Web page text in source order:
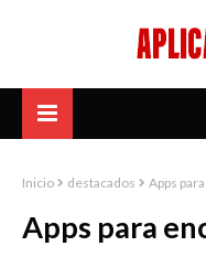
Inicio destacados Apps
Apps para